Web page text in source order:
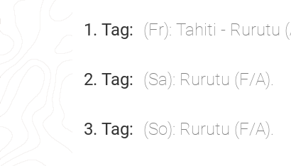
1. Tag (Fr): Tahiti - Rurutu
2. Tag (Sa): Rurutu (F/A).
3. Tag (So): Rurutu (F/A).